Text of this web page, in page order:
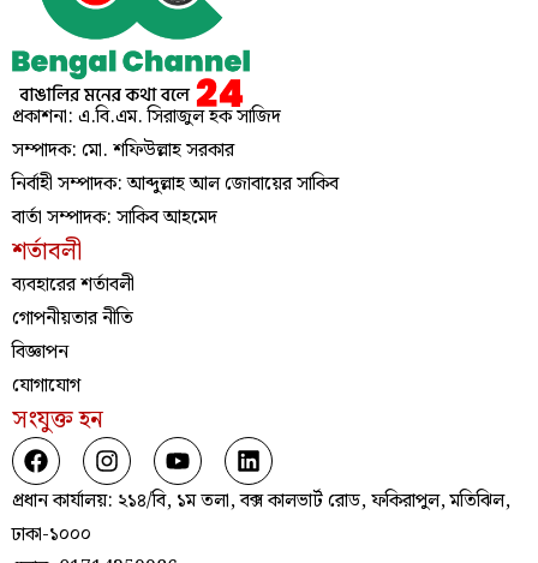
প্রকাশনা: এ.বি.এম. সিরাজুল হক সাজিদ
সম্পাদক: মো. শফিউল্লাহ সরকার
নির্বাহী সম্পাদক: আব্দুল্লাহ আল জোবায়ের সাকিব
বার্তা সম্পাদক: সাকিব আহমেদ
শর্তাবলী
ব্যবহারের শর্তাবলী
গোপনীয়তার নীতি
বিজ্ঞাপন
যোগাযোগ
সংযুক্ত হন
প্রধান কার্যালয়: ২১৪/বি, ১ম তলা, বক্স কালভার্ট রোড, ফকিরাপুল, মতিঝিল,
ঢাকা-১০০০